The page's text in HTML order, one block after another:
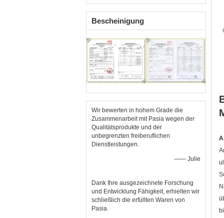
Bescheinigung
Wir bewerten in hohem Grade die
Zusammenarbeit mit Pasia wegen der
Qualitätsprodukte und der
unbegrenzten freiberuflichen
Dienstleistungen.
—— Julie
Dank Ihre ausgezeichnete Forschung
und Entwicklung Fähigkeit, erhielten wir
schließlich die erfüllten Waren von
Pasia.